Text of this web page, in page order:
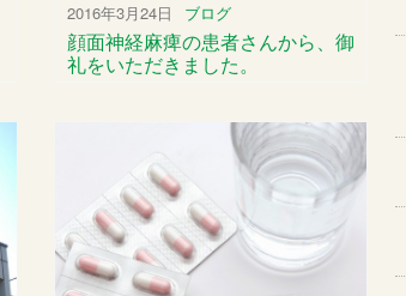
2016年3月24日 ブログ
顔面神経麻痺の患者さんから、御
礼をいただきました。